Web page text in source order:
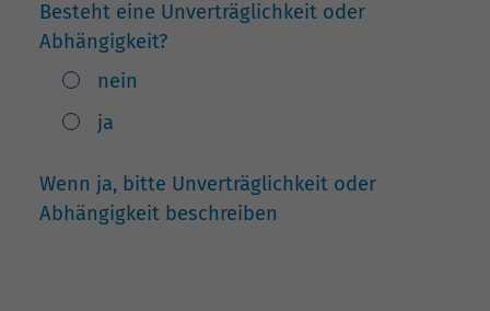
Besteht eine Unverträglichkeit oder
Abhängigkeit?
nein
ja
Wenn ja, bitte Unverträglichkeit oder
Abhängigkeit beschreiben